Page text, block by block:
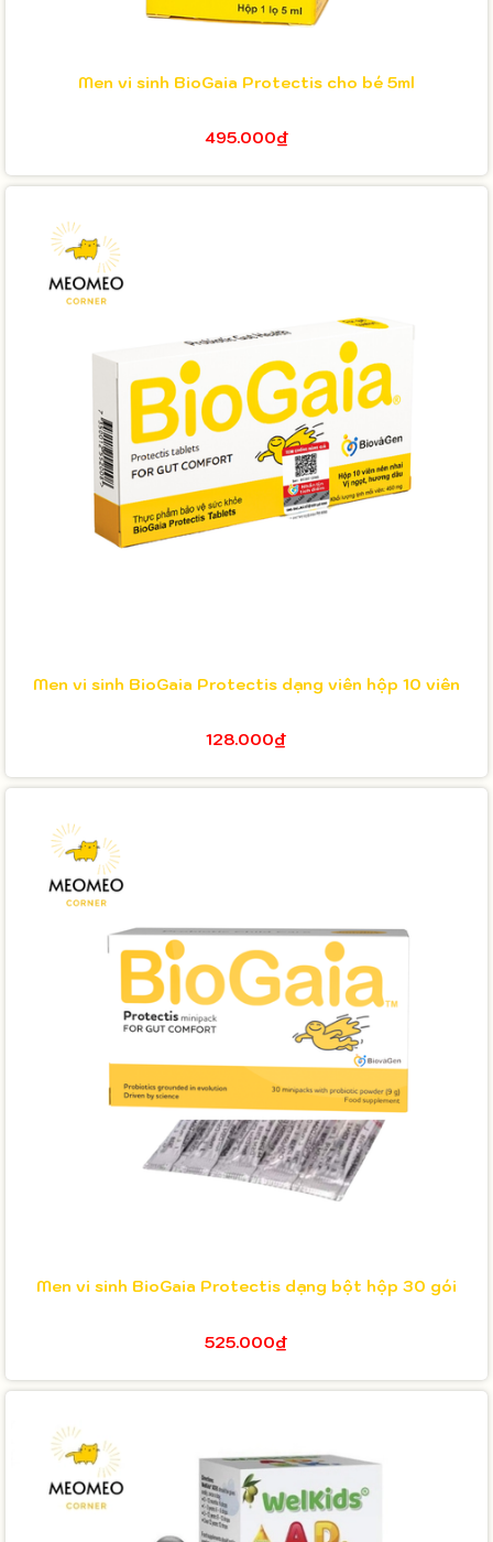
Men vi sinh BioGaia Protectis cho bé 5ml
495.000₫
Men vi sinh BioGaia Protectis dạng viên hộp 10 viên
128.000₫
Men vi sinh BioGaia Protectis dạng bột hộp 30 gói
525.000₫